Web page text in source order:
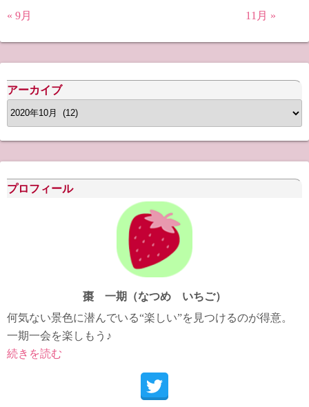
« 9月 11月 »
アーカイブ
ア
ー
カ
イ
ブ
プロフィール
棗 一期（なつめ いちご）
何気ない景色に潜んでいる“楽しい”を見つけるのが得意。
一期一会を楽しもう♪
続きを読む